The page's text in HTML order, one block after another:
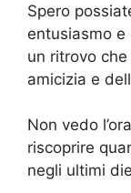
Spero
entusiasmo e
un ritrovo
amicizia e
Non vedo
riscoprire
negli ultimi